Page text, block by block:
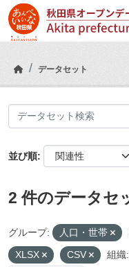
Skip to main content
データセット
並び順
2 件のデータセ
グループ: 人口・世帯
XLSX
CSV 組織: